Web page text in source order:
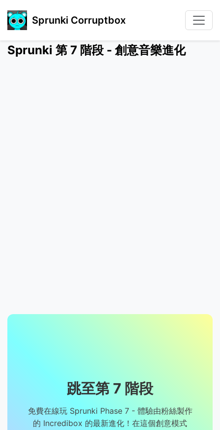
Sprunki Corruptbox
Sprunki 第 7 階段 - 創意音樂進化
跳至第 7 階段
免費在線玩 Sprunki Phase 7 - 體驗由粉絲製作
的 Incredibox 的最新進化！在這個創意模式